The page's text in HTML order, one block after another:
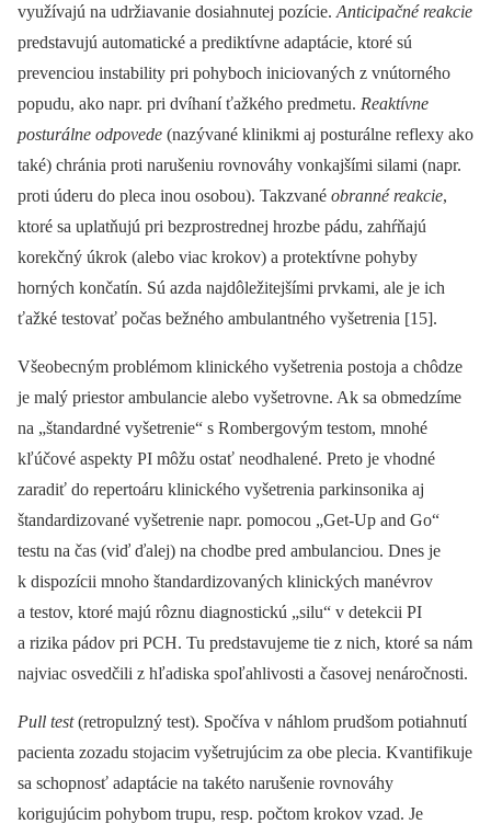
využívajú na udržiavanie dosiahnutej pozície. Anticipačné reakcie
predstavujú automatické a prediktívne adaptácie, ktoré sú
prevenciou instability pri pohyboch iniciovaných z vnútorného
popudu, ako napr. pri dvíhaní ťažkého predmetu. Reaktívne
posturálne odpovede (nazývané klinikmi aj posturálne reflexy ako
také) chránia proti narušeniu rovnováhy vonkajšími silami (napr.
proti úderu do pleca inou osobou). Takzvané obranné reakcie,
ktoré sa uplatňujú pri bezprostrednej hrozbe pádu, zahŕňajú
korekčný úkrok (alebo viac krokov) a protektívne pohyby
horných končatín. Sú azda najdôležitejšími prvkami, ale je ich
ťažké testovať počas bežného ambulantného vyšetrenia [15].
Všeobecným problémom klinického vyšetrenia postoja a chôdze
je malý priestor ambulancie alebo vyšetrovne. Ak sa obmedzíme
na „štandardné vyšetrenie“ s Rombergovým testom, mnohé
kľúčové aspekty PI môžu ostať neodhalené. Preto je vhodné
zaradiť do repertoáru klinického vyšetrenia parkinsonika aj
štandardizované vyšetrenie napr. pomocou „Get-Up and Go“
testu na čas (viď ďalej) na chodbe pred ambulanciou. Dnes je
k dispozícii mnoho štandardizovaných klinických manévrov
a testov, ktoré majú rôznu diagnostickú „silu“ v detekcii PI
a rizika pádov pri PCH. Tu predstavujeme tie z nich, ktoré sa nám
najviac osvedčili z hľadiska spoľahlivosti a časovej nenáročnosti.
Pull test(retropulzný test). Spočíva v náhlom prudšom potiahnutí
pacienta zozadu stojacim vyšetrujúcim za obe plecia. Kvantifikuje
sa schopnosť adaptácie na takéto narušenie rovnováhy
korigujúcim pohybom trupu, resp. počtom krokov vzad. Je